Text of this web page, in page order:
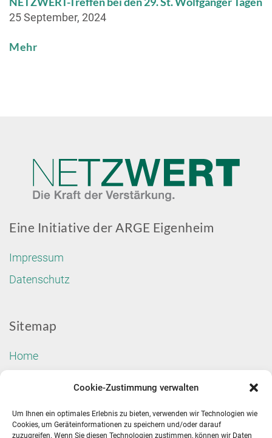
Cookie-Zustimmung verwalten
Um Ihnen ein optimales Erlebnis zu bieten, verwenden wir Technologien wie
Cookies, um Geräteinformationen zu speichern und/oder darauf
zuzugreifen. Wenn Sie diesen Technologien zustimmen, können wir Daten
25 September, 2024
Mehr
Eine Initiative der ARGE Eigenheim
Impressum
Datenschutz
Sitemap
Home
Veranstaltungen